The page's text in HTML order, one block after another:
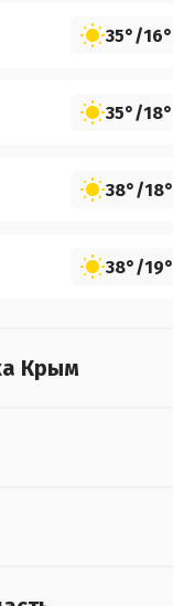
35°/16°
35°/18°
38°/18°
38°/19°
Крым